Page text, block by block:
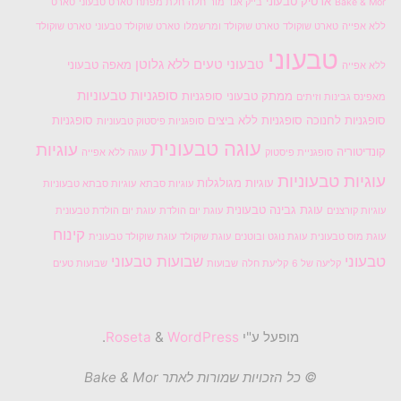
ללא אפייה טארט שוקולד טארט שוקולד ומרשמלו טארט שוקולד טבעוני טארט שוקולד
ללא אפייה טבעוני טבעוני טעים ללא גלוטן מאפה טבעוני
מאפינס גבינות וזיתים ממתק טבעוני סופגניות סופגניות טבעוניות
סופגניות לחנוכה סופגניות ללא ביצים סופגניות פיסטוק טבעוניות סופגניות
קונדיטוריה סופגניית פיסטוק עוגה טבעונית עוגה ללא אפייה עוגיות
עוגיות טבעוניות עוגיות מגולגלות עוגיות סבתא עוגיות סבתא טבעוניות
עוגיות קורצנים עוגת גבינה טבעונית עוגת יום הולדת עוגת יום הולדת טבעונית
עוגת מוס טבעונית עוגת נוגט ובוטנים עוגת שוקולד עוגת שוקולד טבעונית קינוח
טבעוני קליעה של 6 קליעת חלה שבועות שבועות טבעוני שבועות טעים
מופעל ע"י & WordPress
.
© כל הזכויות שמורות לאתר Bake & Mor